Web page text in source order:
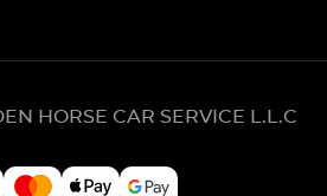
HORSE CAR SERVICE L.L.C